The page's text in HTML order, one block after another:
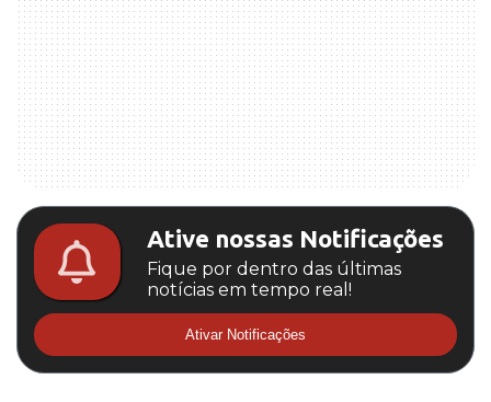
Ative nossas Notificações
Fique por dentro das últimas
notícias em tempo real!
Ativar Notificações